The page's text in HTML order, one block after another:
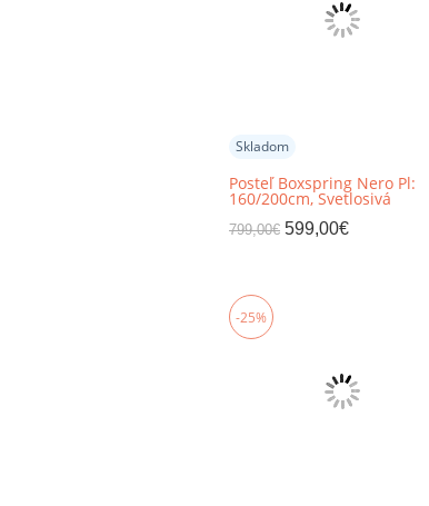
Skladom
Posteľ Boxspring Nero Pl:
160/200cm, Svetlosivá
799,00€ 599,00€
-25%